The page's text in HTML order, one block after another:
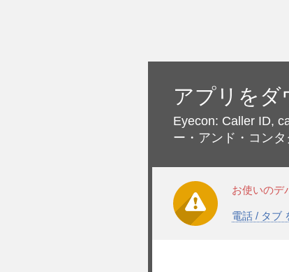
アプリをダ
Eyecon: Caller ID,
ー・アンド・コン
お使いのデ
電話 / タブ